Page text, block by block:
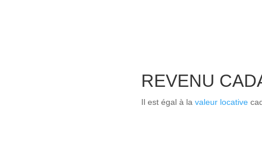
REVENU
Il est égal à la valeur locative